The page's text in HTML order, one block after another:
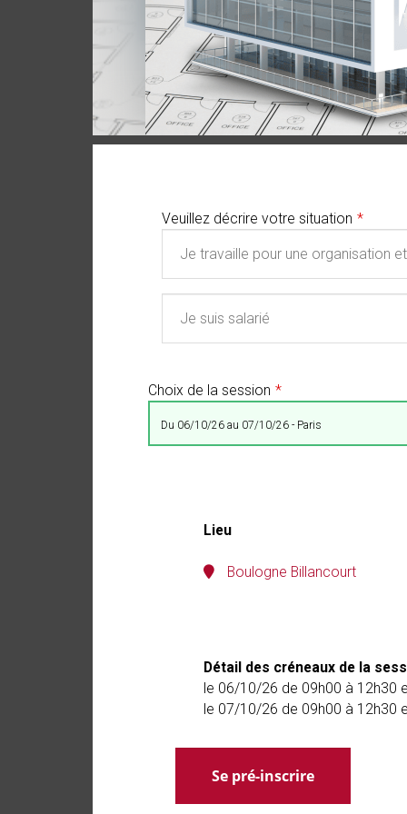
Veuillez décrire votre situation
Choix de la session
du 06/10/26 au 07/10/26 - Paris
Lieu
Boulogne Billancourt
Détail des créneaux de la
le 06/10/26 de 09h00 à 12h30
le 07/10/26 de 09h00 à 12h30
Se pré-inscrire